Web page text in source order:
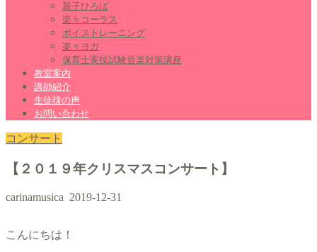
親子ひろば
楽々コーラス
ボイストレーニング
楽々ヨガ
保育士実技試験音楽対策講座
教室案内
講師紹介
生徒様の声
お問い合わせ
コンサート
【２０１９年クリスマスコンサート】
carinamusica 2019-12-31
こんにちは！